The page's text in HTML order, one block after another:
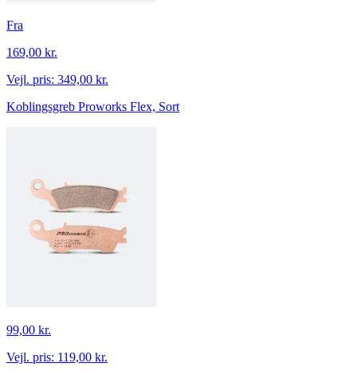
Fra
169,00 kr.
Vejl. pris: 349,00 kr.
Koblingsgreb Proworks Flex, Sort
99,00 kr.
Vejl. pris: 119,00 kr.